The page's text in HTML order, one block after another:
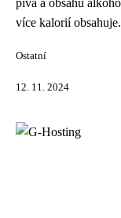
piva a obsahu
více kalorií
Ostatní
12. 11. 2024